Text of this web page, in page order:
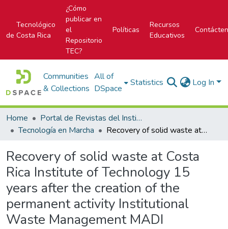
Tecnológico
de Costa Rica
¿Cómo
publicar en
el
Repositorio
TEC?
Políticas
Recursos
Educativos
Communities
& Collections
All of
DSpace
Statistics Log In
Home
Portal de Revistas del Instituto Tecnológico de Costa Rica
Tecnología en Marcha
Recovery of solid waste at Costa Rica Institute of Technology 15 years after the creation of the permanent activity Institutional Waste Management MADI
Recovery of solid waste at Costa
Rica Institute of Technology 15
years after the creation of the
permanent activity Institutional
Waste Management MADI